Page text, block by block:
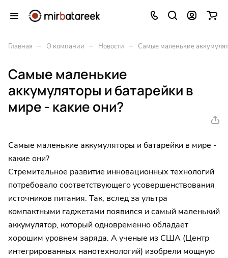
Главная – О компании – Новости – Самые маленькие
Самые маленькие
аккумуляторы и батарейки в
мире - какие они?
Самые маленькие аккумуляторы и батарейки в мире -
какие они?
Стремительное развитие инновационных технологий
потребовало соответствующего усовершенствования
источников питания. Так, вслед за ультра
компактными гаджетами появился и самый маленький
аккумулятор, который одновременно обладает
хорошим уровнем заряда. А ученые из США (Центр
интегрированных нанотехнологий) изобрели мощную